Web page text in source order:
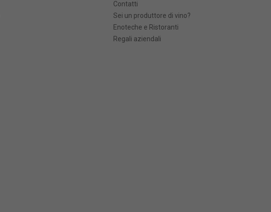
Contatti
Sei un produttore di vino?
Enoteche e Ristoranti
Regali aziendali